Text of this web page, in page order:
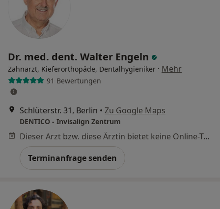
Dr. med. dent. Walter Engeln
Zahnarzt, Kieferorthopäde, Dentalhygieniker · Mehr
91 Bewertungen
Schlüterstr. 31, Berlin • Zu Google Maps
DENTICO - Invisalign Zentrum
Dieser Arzt bzw. diese Ärztin bietet keine Online-Terminbuchung an diesem Standort an.
Terminanfrage senden